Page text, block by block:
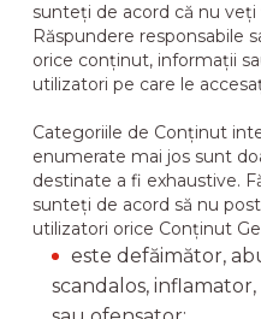
sunteți de acord că nu
Răspundere responsabile
orice conținut, informații
utilizatori pe care le
Categoriile de Conținut
enumerate mai jos sunt
destinate a fi exhaustive.
sunteți de acord să nu
utilizatori orice Conținut
este defăimător,
scandalos,